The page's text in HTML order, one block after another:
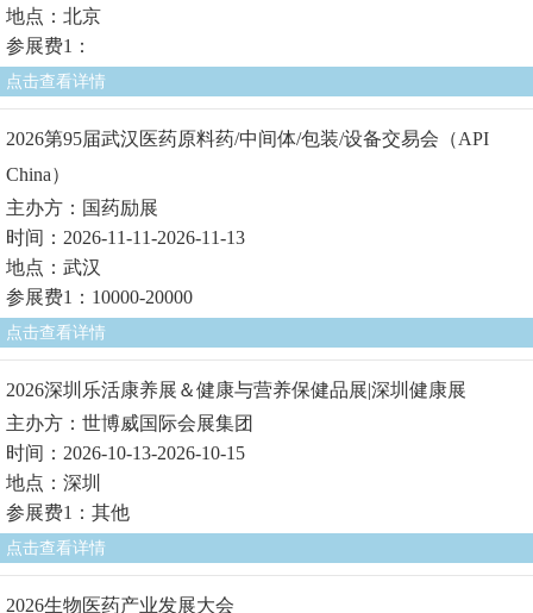
地点：北京
参展费1：
点击查看详情
2026第95届武汉医药原料药/中间体/包装/设备交易会（API
China）
主办方：国药励展
时间：2026-11-11-2026-11-13
地点：武汉
参展费1：10000-20000
点击查看详情
2026深圳乐活康养展＆健康与营养保健品展|深圳健康展
主办方：世博威国际会展集团
时间：2026-10-13-2026-10-15
地点：深圳
参展费1：其他
点击查看详情
2026生物医药产业发展大会